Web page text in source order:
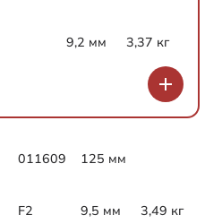
9,2 мм 3,37 кг
011609 125 мм
F2 9,5 мм 3,49 кг